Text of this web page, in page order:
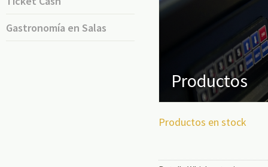
Productos
Productos en stock
Gastronomía en Salas